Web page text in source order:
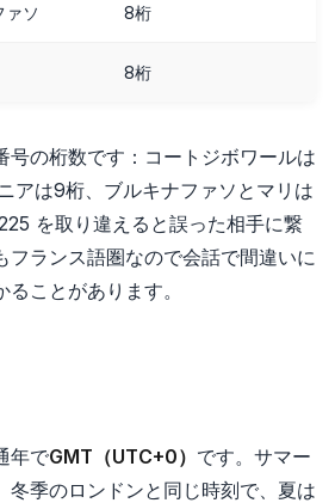
ァソ 8桁
8桁
号の桁数です：コートジボワールは
アは9桁、ブルキナファソとマリは
を取り違えると誤った相手に繋
フランス語圏なので会話で間違いに
ことがあります。
年でGMT（UTC+0） です。サマー
冬季のロンドンと同じ時刻で、夏は